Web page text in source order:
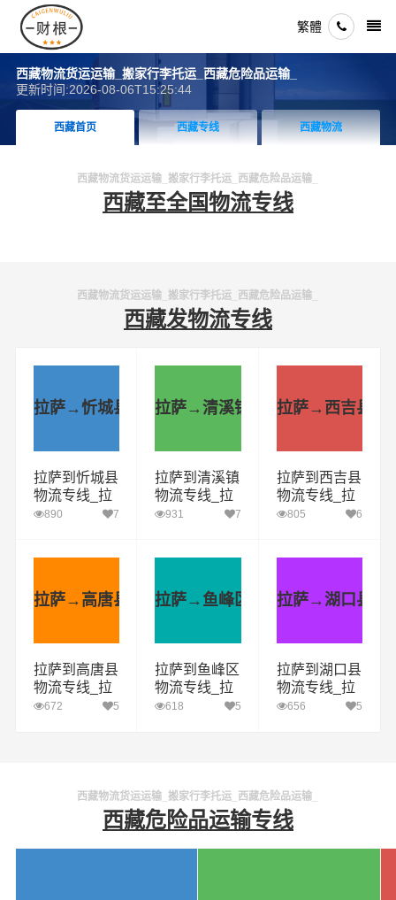
繁體
西藏物流货运运输_搬家行李托运_西藏危险品运输_
更新时间:2026-08-06T15:25:44
西藏首页 西藏专线 西藏物流
西藏物流货运运输_搬家行李托运_西藏危险品运输_
西藏至全国物流专线
西藏物流货运运输_搬家行李托运_西藏危险品运输_
西藏发物流专线
拉萨→忻城县
拉萨到忻城县
物流专线_拉
萨到忻城县货
890 7
拉萨→清溪镇
拉萨到清溪镇
物流专线_拉
萨到清溪镇货
931 7
拉萨→西吉县
拉萨到西吉县
物流专线_拉
萨到西吉县货
805 6
拉萨→高唐县
拉萨到高唐县
物流专线_拉
萨到高唐县货
672 5
拉萨→鱼峰区
拉萨到鱼峰区
物流专线_拉
萨到鱼峰区货
618 5
拉萨→湖口县
拉萨到湖口县
物流专线_拉
萨到湖口县货
656 5
西藏物流货运运输_搬家行李托运_西藏危险品运输_
西藏危险品运输专线